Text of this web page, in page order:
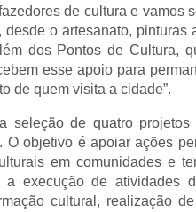
de cultura e vamos
o artesanato,
dos Pontos de Cultura,
esse apoio para
de quem visita a cidade”.
seleção de quatro
objetivo é apoiar ações
em comunidades e
execução de atividades
cultural, realização